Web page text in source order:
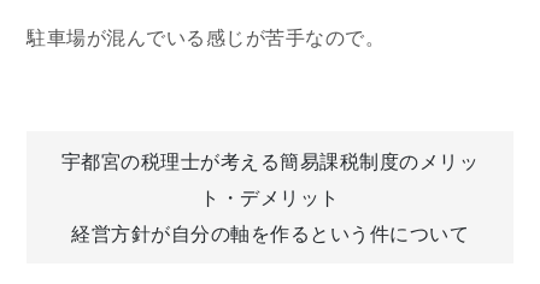
駐車場が混んでいる感じが苦手なので。
投
稿
宇都宮の税理士が考える簡易課税制度のメリッ
ト・デメリット
経営方針が自分の軸を作るという件について